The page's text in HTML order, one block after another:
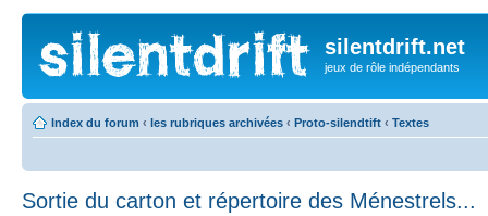
silentdrift.net
jeux de rôle indépendants
Index du forum ‹ les rubriques archivées ‹ Proto-silendtift ‹ Textes
Sortie du carton et répertoire des Ménestrels...